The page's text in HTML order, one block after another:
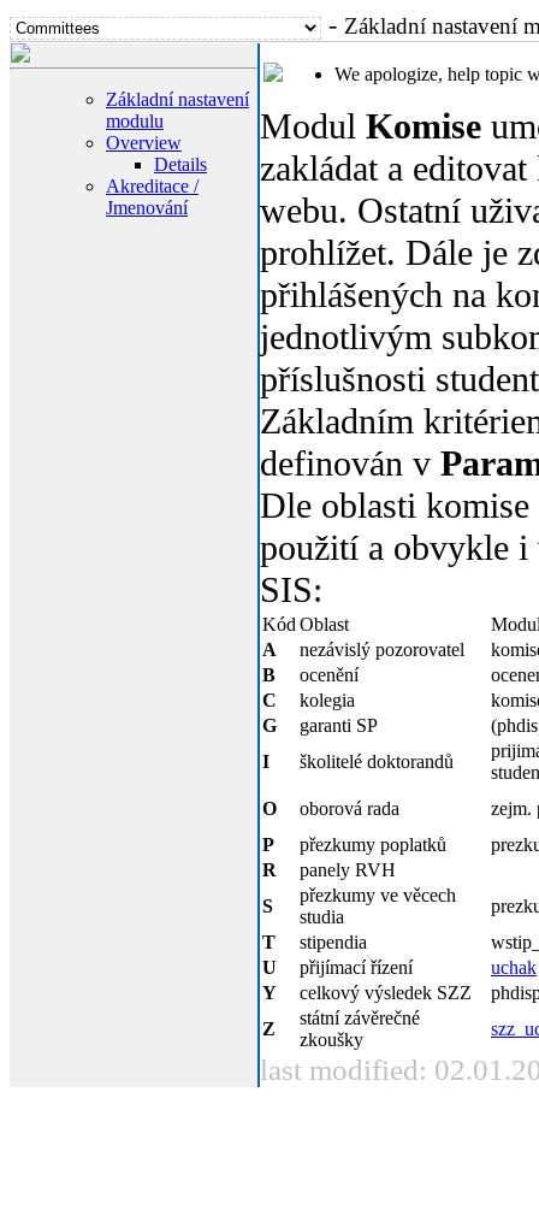
- Základní nastavení
Základní nastavení
modulu
Overview
Details
Akreditace /
Jmenování
We apologize, help topic
Modul Komise
zakládat a
webu. Ostatní
prohlížet. Dále je
přihlášených na
jednotlivým
příslušnosti
Základním
definován v
Dle oblasti
použití a obvykle i
SIS:
Kód Oblast
A
nezávislý pozorovatel
B
ocenění
C
kolegia
G
garanti SP
I
školitelé doktorandů
O
oborová rada
zejm.
P
přezkumy poplatků
R
panely RVH
S
přezkumy ve věcech
studia
T
stipendia
U
přijímací řízení
uchak
Y
celkový výsledek SZZ
Z
státní závěrečné
zkoušky
last modified: